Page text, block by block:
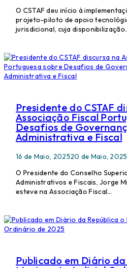
O CSTAF deu início à
projeto-piloto de apoio
jurisdicional, cuja
Presidente do CSTAF
Associação Fiscal
Desafios de
Administrativa e Fiscal
16 de Maio, 202520 de Maio, 2025
O Presidente do Conselho
Administrativos e Fiscais, Jorge
esteve na Associação Fiscal…
Publicado em Diário